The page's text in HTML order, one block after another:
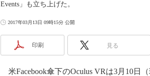
Events」も立ち上げた。
2017年03月13日 09時15分 公開
印刷 見る
米Facebook傘下のOculus VRは3月10日